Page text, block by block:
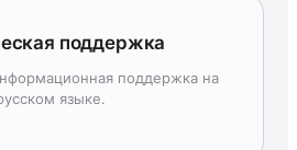
поддержка
поддержка на
языке.